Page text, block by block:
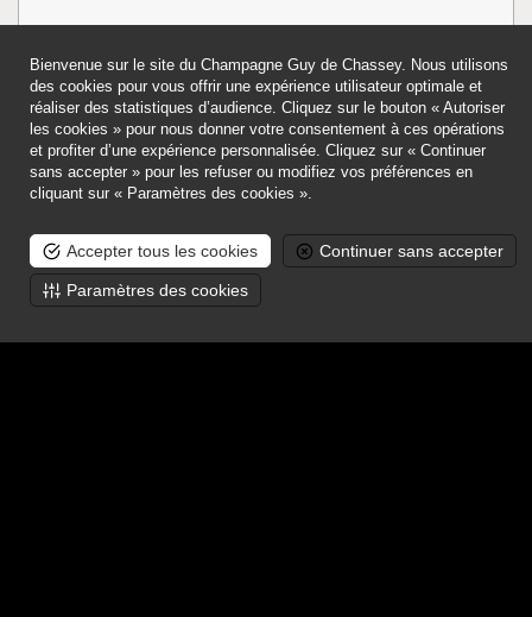
Vous avez oublié votre mot de passe ?
VOUS N'ÊTES PAS ENCORE CLIENT ONLINE ?
Bienvenue sur le site du Champagne Guy de Chassey. Nous utilisons
des cookies pour vous offrir une expérience utilisateur optimale et
réaliser des statistiques d’audience. Cliquez sur le bouton « Autoriser
les cookies » pour nous donner votre consentement à ces opérations
et profiter d’une expérience personnalisée. Cliquez sur « Continuer
sans accepter » pour les refuser ou modifiez vos préférences en
cliquant sur « Paramètres des cookies ».
Accepter tous les cookies Continuer sans accepter
Paramètres des cookies